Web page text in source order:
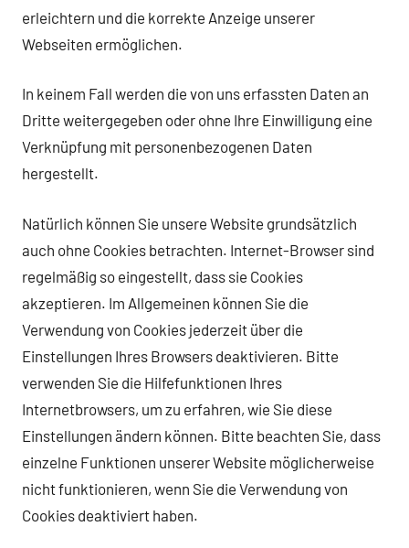
erleichtern und die korrekte Anzeige unserer
Webseiten ermöglichen.
In keinem Fall werden die von uns erfassten Daten an
Dritte weitergegeben oder ohne Ihre Einwilligung eine
Verknüpfung mit personenbezogenen Daten
hergestellt.
Natürlich können Sie unsere Website grundsätzlich
auch ohne Cookies betrachten. Internet-Browser sind
regelmäßig so eingestellt, dass sie Cookies
akzeptieren. Im Allgemeinen können Sie die
Verwendung von Cookies jederzeit über die
Einstellungen Ihres Browsers deaktivieren. Bitte
verwenden Sie die Hilfefunktionen Ihres
Internetbrowsers, um zu erfahren, wie Sie diese
Einstellungen ändern können. Bitte beachten Sie, dass
einzelne Funktionen unserer Website möglicherweise
nicht funktionieren, wenn Sie die Verwendung von
Cookies deaktiviert haben.